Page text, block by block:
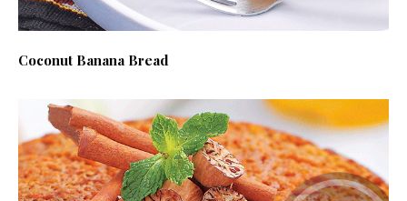
Coconut Banana Bread